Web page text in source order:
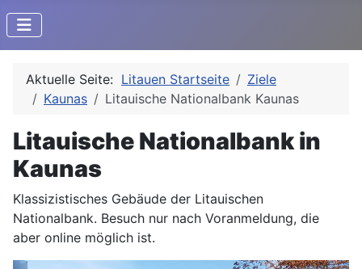
Aktuelle Seite: Litauen Startseite
Ziele
Kaunas
Litauische Nationalbank Kaunas
Litauische Nationalbank in
Kaunas
Klassizistisches Gebäude der Litauischen
Nationalbank. Besuch nur nach Voranmeldung, die
aber online möglich ist.